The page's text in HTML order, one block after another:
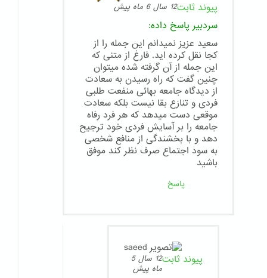
پیوند ثابت12 سال 6 ماه پیش
سردبیر پاسخ داده:
سعید عزیز نمیدانم این جمله را از
کجا نقل کرده اید. فارغ از متنی که
این جمله از آن گرفته شده میتوان
چنین گفت که راه رسیدن به سعادت
از دیدگاه جامعه بهائی منفعت طلبی
فردی و تنازع بقا نیست بلکه سعادت
موقعی دست میدهد که هر فرد رفاه
جامعه را بر آسایش فردی خود ترجیح
دهد و با بخشندگی از منافع شخصی
به سود اجتماع صرف نظر کند موفق
باشید
پاسخ
پیوند ثابت
12 سال 5
ماه پیش